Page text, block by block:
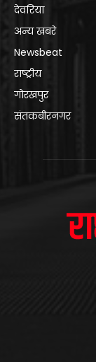
देवरिया
अन्य खबरे
Newsbeat
राष्ट्रीय
गोरखपुर
संतकबीरनगर